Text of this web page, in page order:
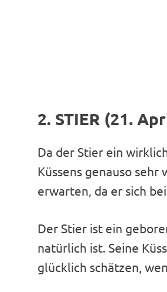
2. STIER (21.
Da der Stier ein
Küssens genauso sehr
erwarten, da er sich
Der Stier ist ein
natürlich ist. Seine
glücklich schätzen,